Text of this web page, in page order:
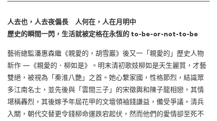
人去也，人去夜偏長
人何在，人在月明中
歷史的瞬間一閃，生活就被定格在永恆的 to-be-or-not-to-be
藝術總監潘惠森繼《親愛的，胡雪巖》後又一「親愛的」歷史人物
新作 —《親愛的．柳如是》。明末清初歌妓柳如是天生麗質，才藝
雙絕，被視為「秦淮八艷」之首。她心繫家國，性格節烈，結識眾
多江南名士，並先後與「雲間三子」的宋徵輿和陳子龍相戀，其情
堪稱轟烈，其後嫁予年屆花甲的文壇領袖錢謙益，備受爭議。清兵
入關，朝代交替更令錢柳命運跌宕起伏，然而他們的愛情卻至死不